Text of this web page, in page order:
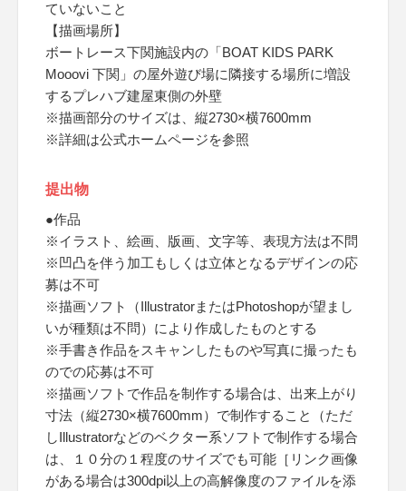
ていないこと
【描画場所】
ボートレース下関施設内の「BOAT KIDS PARK
Mooovi 下関」の屋外遊び場に隣接する場所に増設
するプレハブ建屋東側の外壁
※描画部分のサイズは、縦2730×横7600mm
※詳細は公式ホームページを参照
提出物
●作品
※イラスト、絵画、版画、文字等、表現方法は不問
※凹凸を伴う加工もしくは立体となるデザインの応
募は不可
※描画ソフト（IllustratorまたはPhotoshopが望まし
いが種類は不問）により作成したものとする
※手書き作品をスキャンしたものや写真に撮ったも
のでの応募は不可
※描画ソフトで作品を制作する場合は、出来上がり
寸法（縦2730×横7600mm）で制作すること（ただ
しIllustratorなどのベクター系ソフトで制作する場合
は、１０分の１程度のサイズでも可能［リンク画像
がある場合は300dpi以上の高解像度のファイルを添